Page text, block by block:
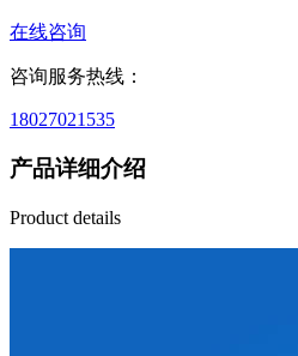
在线咨询
咨询服务热线：
18027021535
产品详细介绍
Product details